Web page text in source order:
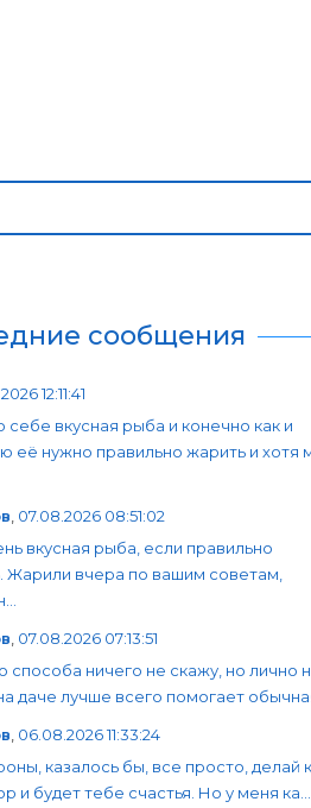
сообщения
12:11:41
себе вкусная рыба и конечно как и
её нужно правильно жарить и хотя
, 07.08.2026 08:51:02
вкусная рыба, если правильно
Жарили вчера по вашим советам,
, 07.08.2026 07:13:51
способа ничего не скажу, но лично
даче лучше всего помогает
, 06.08.2026 11:33:24
казалось бы, все просто, делай
и будет тебе счастья. Но у меня ка...